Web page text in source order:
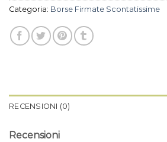
Categoria: Borse Firmate Scontatissime
RECENSIONI (0)
Recensioni